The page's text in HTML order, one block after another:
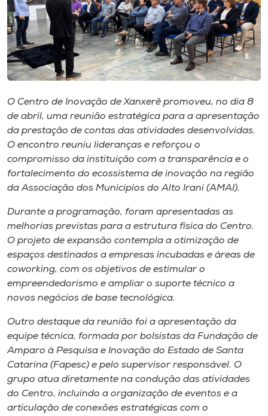
I.nova
Diplomados
Cultura
CPA
Biblioteca
Editora
Rádio
Museu
Unoesc
Store
Selecione
o idioma
O Centro de Inovação de Xanxerê promoveu, no dia 8
de abril, uma reunião estratégica para a apresentação
da prestação de contas das atividades desenvolvidas.
O encontro reuniu lideranças e reforçou o
compromisso da instituição com a transparência e o
fortalecimento do ecossistema de inovação na região
da Associação dos Municípios do Alto Irani (AMAI).
Durante a programação, foram apresentadas as
melhorias previstas para a estrutura física do Centro.
O projeto de expansão contempla a otimização de
espaços destinados a empresas incubadas e áreas de
coworking, com os objetivos de estimular o
empreendedorismo e ampliar o suporte técnico a
novos negócios de base tecnológica.
Outro destaque da reunião foi a apresentação da
equipe técnica, formada por bolsistas da Fundação de
Amparo à Pesquisa e Inovação do Estado de Santa
Catarina (Fapesc) e pelo supervisor responsável. O
grupo atua diretamente na condução das atividades
do Centro, incluindo a organização de eventos e a
articulação de conexões estratégicas com o